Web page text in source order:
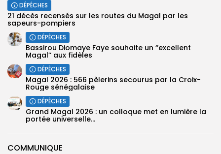
COMMUNIQUE
DÉPÊCHES
21 décès recensés sur les routes du Magal par les
sapeurs-pompiers
DÉPÊCHES
Bassirou Diomaye Faye souhaite un ‘’excellent
Magal’’ aux fidèles
DÉPÊCHES
Magal 2026 : 566 pèlerins secourus par la Croix-
Rouge sénégalaise
DÉPÊCHES
Grand Magal 2026 : un colloque met en lumière la
portée universelle...